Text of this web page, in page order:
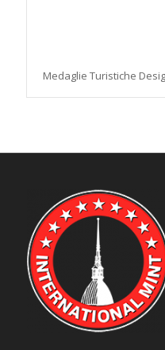
Medaglie Turistiche